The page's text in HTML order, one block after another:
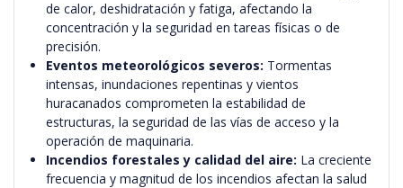
de calor, deshidratación y fatiga, afectando la
concentración y la seguridad en tareas físicas o de
precisión.
Eventos meteorológicos severos: Tormentas
intensas, inundaciones repentinas y vientos
huracanados comprometen la estabilidad de
estructuras, la seguridad de las vías de acceso y la
operación de maquinaria.
Incendios forestales y calidad del aire: La creciente
frecuencia y magnitud de los incendios afectan la salud